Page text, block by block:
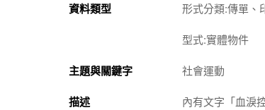
資料類型 形式分類:傳單、
型式:實體物件
主題與關鍵字 社會運動
描述 內有文字「血淚